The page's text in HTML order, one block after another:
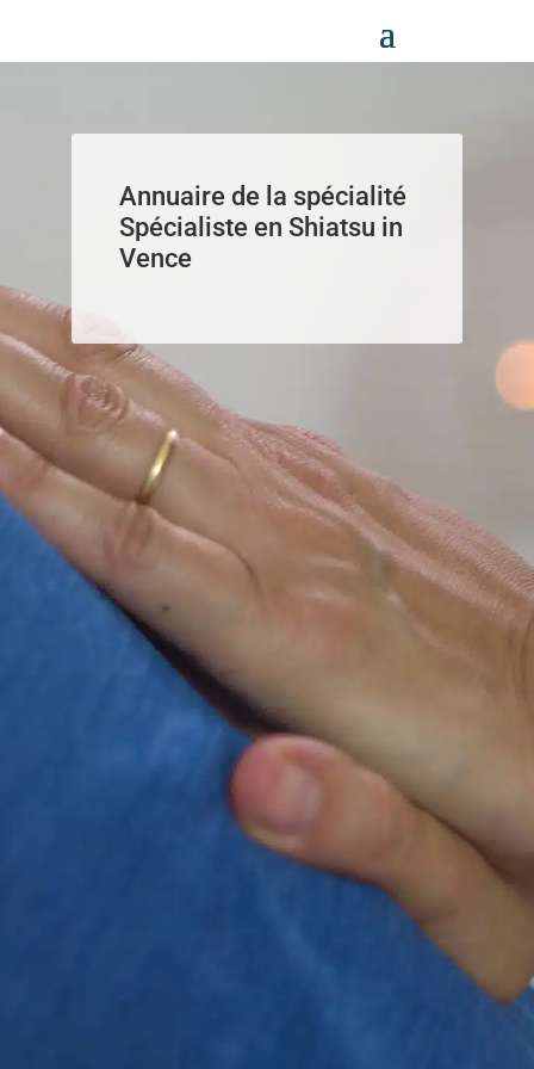
Annuaire de la spécialité
Spécialiste en Shiatsu in
Vence